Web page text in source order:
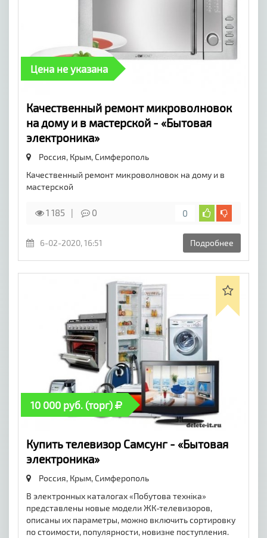
Цена не указана
Качественный ремонт микроволновок
на дому и в мастерской - «Бытовая
электроника»
Россия, Крым,Симферополь
Качественный ремонт микроволновок на дому и в
мастерской
1 185 0 0
6-02-2020, 16:51 Подробнее
10 000 руб. (торг)
Купить телевизор Самсунг - «Бытовая
электроника»
Россия, Крым,Симферополь
В электронных каталогах «Побутова технiка»
представлены новые модели ЖК-телевизоров,
описаны их параметры, можно включить сортировку
по стоимости, популярности, новизне поступления.